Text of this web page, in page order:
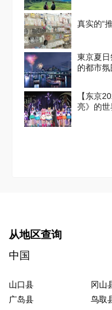
真实的“
東京夏
的都市氛
【东京
亮》的世
从地区查询
中国
山口县 冈山
广岛县
鸟取